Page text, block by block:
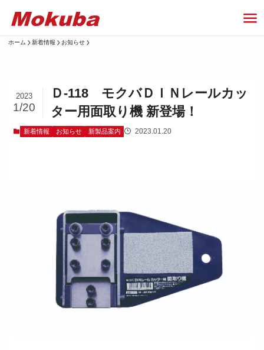
ホーム 新着情報 お知らせ
Ｄ-118 モクバＤＩＮレールカッ
ター用面取り機 新登場！
2023
1/20
新着情報 お知らせ 新製品案内 2023.01.20